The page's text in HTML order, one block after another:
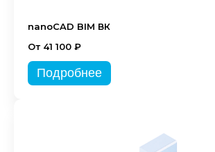
nanoCAD BIM ВК
От 41 100 ₽
Подробнее